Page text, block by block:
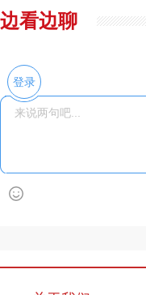
边看边聊
登录